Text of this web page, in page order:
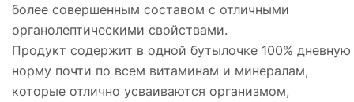
более совершенным составом с отличными
органолептическими свойствами.
Продукт содержит в одной бутылочке 100% дневную
норму почти по всем витаминам и минералам,
которые отлично усваиваются организмом,